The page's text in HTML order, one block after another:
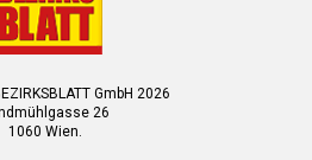
GmbH 2026
26
1060 Wien.